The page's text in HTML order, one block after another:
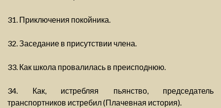
31. Приключения покойника.
32. Заседание в присутствии члена.
33. Как школа провалилась в преисподнюю.
34. Как, истребляя пьянство, председатель
транспортников истребил (Плачевная история).